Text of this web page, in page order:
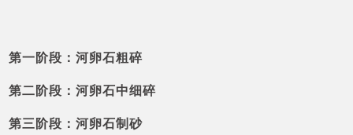
第一阶段：河卵石粗碎
第二阶段：河卵石中细碎
第三阶段：河卵石制砂